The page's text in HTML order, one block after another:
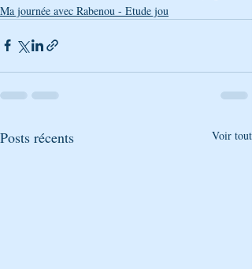
Ma journée avec Rabenou - Etude jou
Posts récents Voir tout